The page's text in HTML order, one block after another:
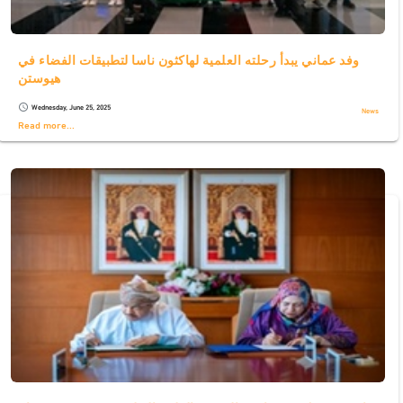
وفد عماني يبدأ رحلته العلمية لهاكثون ناسا لتطبيقات الفضاء في
هيوستن
schedule Wednesday, June 25, 2025 News
Read more...